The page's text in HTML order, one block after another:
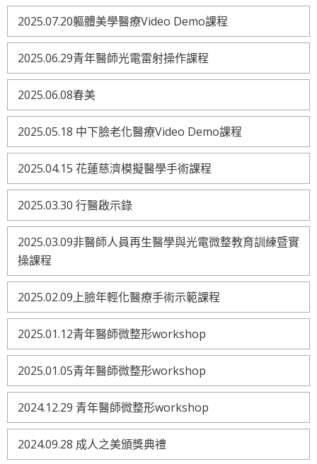
2025.07.20軀體美學醫療Video Demo課程
2025.06.29青年醫師光電雷射操作課程
2025.06.08春美
2025.05.18 中下臉老化醫療Video Demo課程
2025.04.15 花蓮慈濟模擬醫學手術課程
2025.03.30 行醫啟示錄
2025.03.09非醫師人員再生醫學與光電微整教育訓練暨實
操課程
2025.02.09上臉年輕化醫療手術示範課程
2025.01.12青年醫師微整形workshop
2025.01.05青年醫師微整形workshop
2024.12.29 青年醫師微整形workshop
2024.09.28 成人之美頒獎典禮